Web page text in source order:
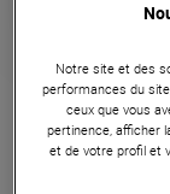
Enceinte
Notre site et des
performances du
ceux que vous
pertinence, afficher
et de votre profil et